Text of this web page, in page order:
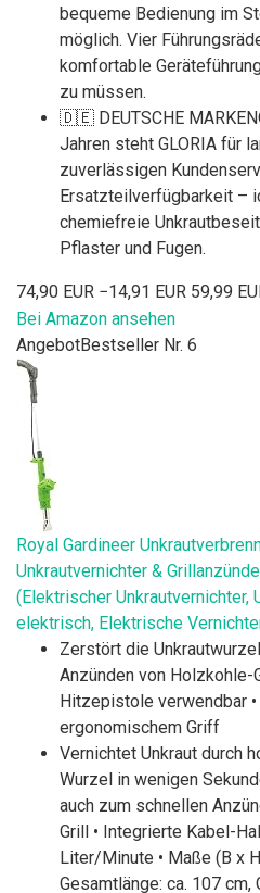
bequeme Bedienung im
möglich. Vier
komfortable
zu müssen.
🇩🇪 DEUTSCHE
Jahren steht GLORIA für
zuverlässigen
Ersatzteilverfügbarkeit –
chemiefreie
Pflaster und Fugen.
74,90 EUR −14,91 EUR 59,99
Bei Amazon ansehen
AngebotBestseller Nr. 6
Royal Gardineer
Unkrautvernichter &
(Elektrischer Unkrautvernichter,
elektrisch, Elektrische
Zerstört die
Anzünden von Holzkohle-
Hitzepistole verwendbar
ergonomischem Griff
Vernichtet Unkraut durch
Wurzel in wenigen
auch zum schnellen
Grill • Integrierte Kabel-
Liter/Minute • Maße (B x
Gesamtlänge: ca. 107 cm,